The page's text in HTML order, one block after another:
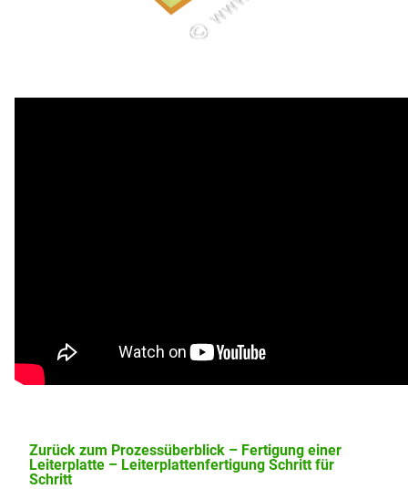
Zurück zum Prozessüberblick – Fertigung einer
Leiterplatte – Leiterplattenfertigung Schritt für
Schritt